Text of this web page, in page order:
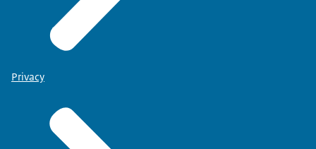
Privacy